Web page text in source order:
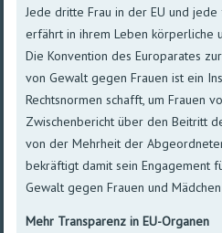
Jede dritte Frau in der EU und
erfährt in ihrem Leben körperliche
Die Konvention des Europarates
von Gewalt gegen Frauen ist ein
Rechtsnormen schafft, um Frauen
Zwischenbericht über den Beitritt
von der Mehrheit der
bekräftigt damit sein Engagement
Gewalt gegen Frauen und
Mehr Transparenz in EU-Organen